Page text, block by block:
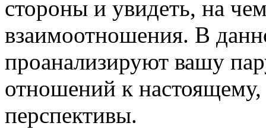
стороны и увидеть, на
взаимоотношения. В
проанализируют вашу
отношений к
перспективы.